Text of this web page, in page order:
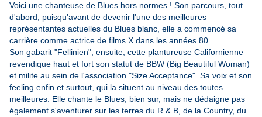
Voici une chanteuse de Blues hors normes ! Son parcours, tout
d'abord, puisqu'avant de devenir l'une des meilleures
représentantes actuelles du Blues blanc, elle a commencé sa
carrière comme actrice de films X dans les années 80.
Son gabarit "Fellinien", ensuite, cette plantureuse Californienne
revendique haut et fort son statut de BBW (Big Beautiful Woman)
et milite au sein de l'association "Size Acceptance". Sa voix et son
feeling enfin et surtout, qui la situent au niveau des toutes
meilleures. Elle chante le Blues, bien sur, mais ne dédaigne pas
également s'aventurer sur les terres du R & B, de la Country, du